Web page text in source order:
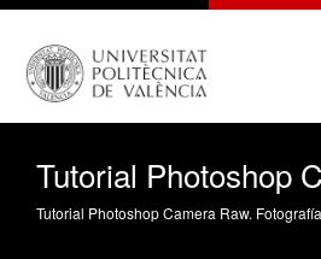
Tutorial Photoshop
Tutorial Photoshop Camera Raw.